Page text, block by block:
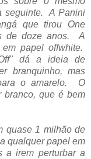
seguinte. A Panini
que tirou One
de doze anos. A
papel offwhite.
dá a ideia de
branquinho, mas
o amarelo. O
branco, que é bem
quase 1 milhão de
qualquer papel em
a irem perturbar a